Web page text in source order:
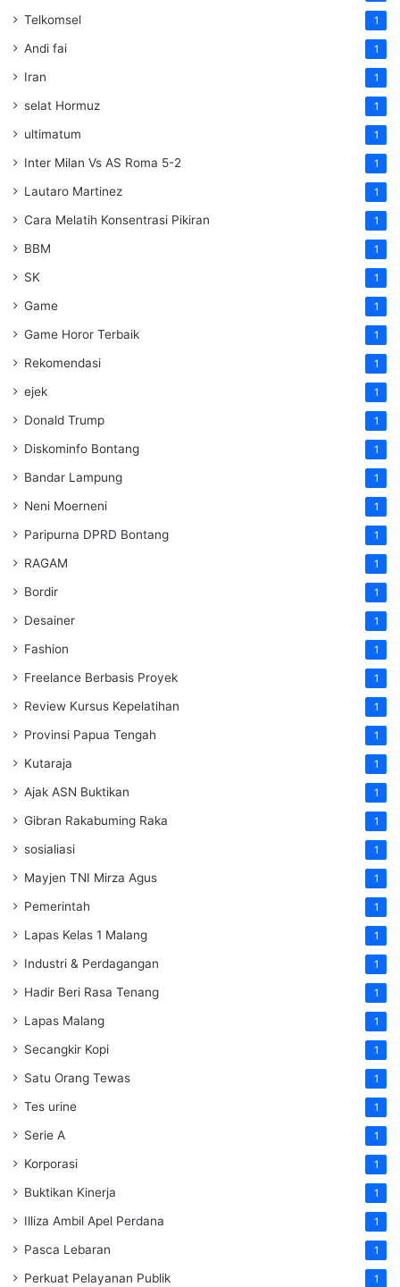
Telkomsel 1
Andi fai 1
Iran 1
selat Hormuz 1
ultimatum 1
Inter Milan Vs AS Roma 5-2 1
Lautaro Martinez 1
Cara Melatih Konsentrasi Pikiran 1
BBM 1
SK 1
Game 1
Game Horor Terbaik 1
Rekomendasi 1
ejek 1
Donald Trump 1
Diskominfo Bontang 1
Bandar Lampung 1
Neni Moerneni 1
Paripurna DPRD Bontang 1
RAGAM 1
Bordir 1
Desainer 1
Fashion 1
Freelance Berbasis Proyek 1
Review Kursus Kepelatihan 1
Provinsi Papua Tengah 1
Kutaraja 1
Ajak ASN Buktikan 1
Gibran Rakabuming Raka 1
sosialiasi 1
Mayjen TNI Mirza Agus 1
Pemerintah 1
Lapas Kelas 1 Malang 1
Industri & Perdagangan 1
Hadir Beri Rasa Tenang 1
Lapas Malang 1
Secangkir Kopi 1
Satu Orang Tewas 1
Tes urine 1
Serie A 1
Korporasi 1
Buktikan Kinerja 1
Illiza Ambil Apel Perdana 1
Pasca Lebaran 1
Perkuat Pelayanan Publik 1